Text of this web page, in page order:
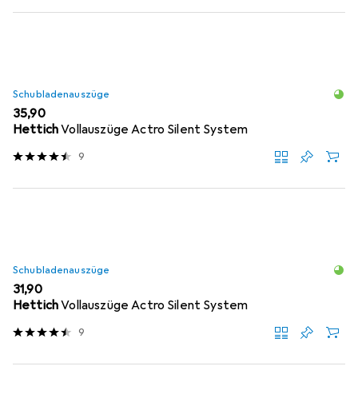
Schubladenauszüge
EUR
35,90
HettichVollauszüge Actro Silent System
9
Schubladenauszüge
EUR
31,90
HettichVollauszüge Actro Silent System
9